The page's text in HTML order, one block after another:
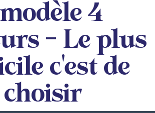
4
- Le plus
c'est de
choisir